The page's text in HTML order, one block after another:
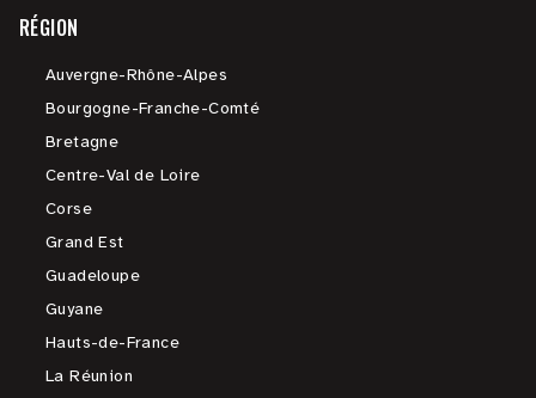
RÉGION
Auvergne-Rhône-Alpes
Bourgogne-Franche-Comté
Bretagne
Centre-Val de Loire
Corse
Grand Est
Guadeloupe
Guyane
Hauts-de-France
La Réunion